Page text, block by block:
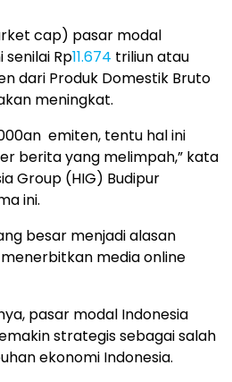
cap) pasar modal
senilai Rp11.674 triliun atau
dari Produk Domestik Bruto
meningkat.
emiten, tentu hal ini
berita yang melimpah,” kata
Group (HIG) Budipur
ini.
besar menjadi alasan
media online
pasar modal Indonesia
strategis sebagai salah
ekonomi Indonesia.